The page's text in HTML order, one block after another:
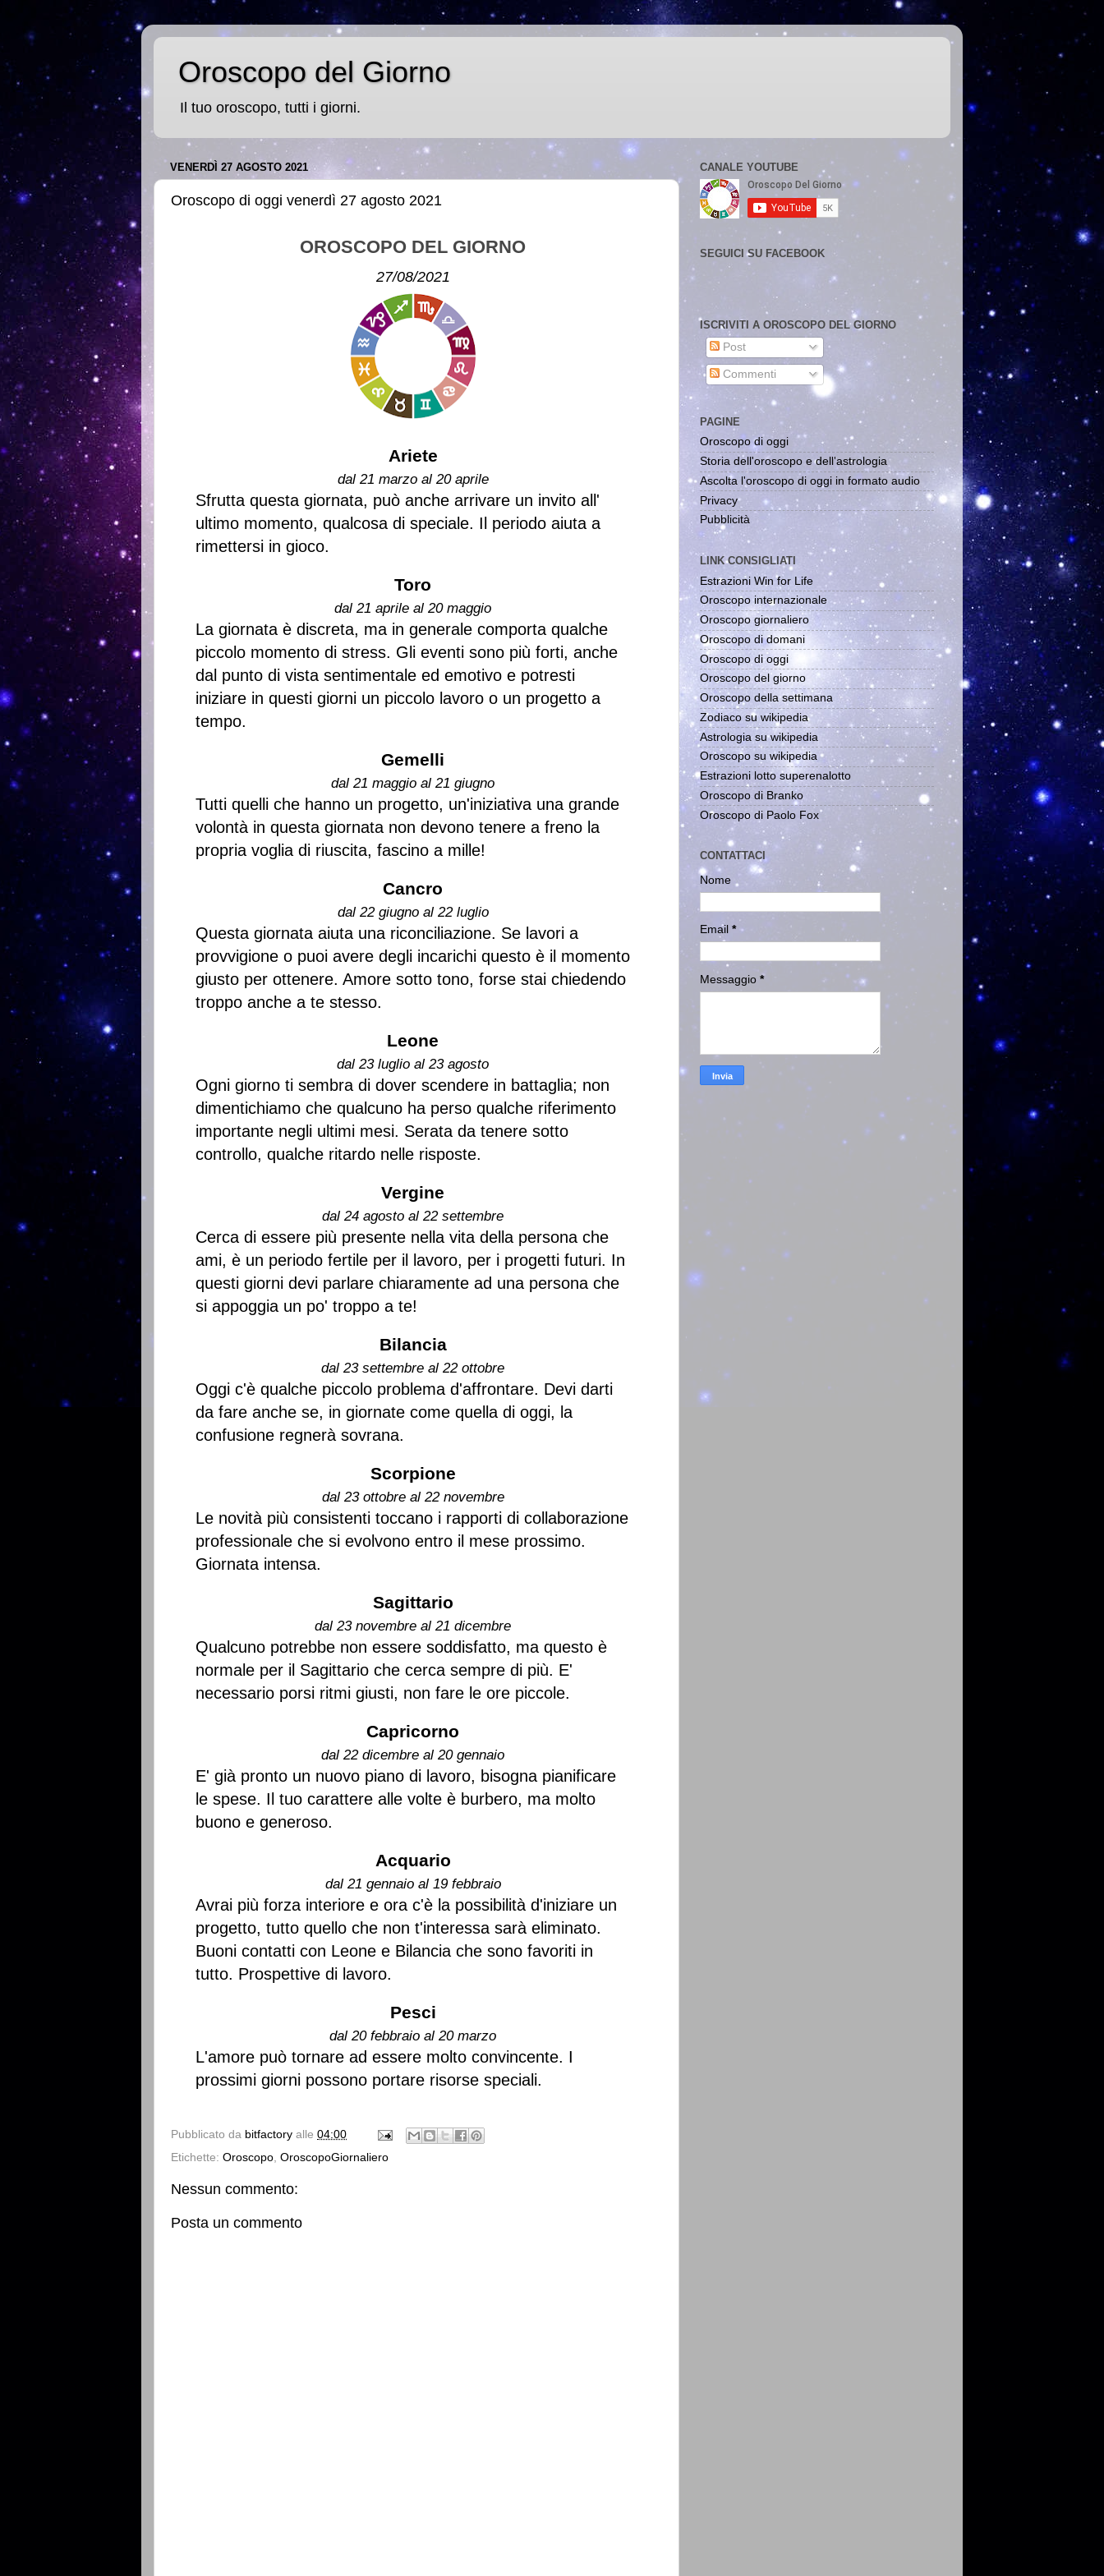
Oroscopo del Giorno
Il tuo oroscopo, tutti i giorni.
VENERDÌ 27 AGOSTO 2021
Oroscopo di oggi venerdì 27 agosto 2021
OROSCOPO DEL GIORNO
27/08/2021
Ariete
dal 21 marzo al 20 aprile
Sfrutta questa giornata, può anche arrivare un invito all'
ultimo momento, qualcosa di speciale. Il periodo aiuta a
rimettersi in gioco.
Toro
dal 21 aprile al 20 maggio
La giornata è discreta, ma in generale comporta qualche
piccolo momento di stress. Gli eventi sono più forti, anche
dal punto di vista sentimentale ed emotivo e potresti
iniziare in questi giorni un piccolo lavoro o un progetto a
tempo.
Gemelli
dal 21 maggio al 21 giugno
Tutti quelli che hanno un progetto, un'iniziativa una grande
volontà in questa giornata non devono tenere a freno la
propria voglia di riuscita, fascino a mille!
Cancro
dal 22 giugno al 22 luglio
Questa giornata aiuta una riconciliazione. Se lavori a
provvigione o puoi avere degli incarichi questo è il momento
giusto per ottenere. Amore sotto tono, forse stai chiedendo
troppo anche a te stesso.
Leone
dal 23 luglio al 23 agosto
Ogni giorno ti sembra di dover scendere in battaglia; non
dimentichiamo che qualcuno ha perso qualche riferimento
importante negli ultimi mesi. Serata da tenere sotto
controllo, qualche ritardo nelle risposte.
Vergine
dal 24 agosto al 22 settembre
Cerca di essere più presente nella vita della persona che
ami, è un periodo fertile per il lavoro, per i progetti futuri. In
questi giorni devi parlare chiaramente ad una persona che
si appoggia un po' troppo a te!
Bilancia
dal 23 settembre al 22 ottobre
Oggi c'è qualche piccolo problema d'affrontare. Devi darti
da fare anche se, in giornate come quella di oggi, la
confusione regnerà sovrana.
Scorpione
dal 23 ottobre al 22 novembre
Le novità più consistenti toccano i rapporti di collaborazione
professionale che si evolvono entro il mese prossimo.
Giornata intensa.
Sagittario
dal 23 novembre al 21 dicembre
Qualcuno potrebbe non essere soddisfatto, ma questo è
normale per il Sagittario che cerca sempre di più. E'
necessario porsi ritmi giusti, non fare le ore piccole.
Capricorno
dal 22 dicembre al 20 gennaio
E' già pronto un nuovo piano di lavoro, bisogna pianificare
le spese. Il tuo carattere alle volte è burbero, ma molto
buono e generoso.
Acquario
dal 21 gennaio al 19 febbraio
Avrai più forza interiore e ora c'è la possibilità d'iniziare un
progetto, tutto quello che non t'interessa sarà eliminato.
Buoni contatti con Leone e Bilancia che sono favoriti in
tutto. Prospettive di lavoro.
Pesci
dal 20 febbraio al 20 marzo
L'amore può tornare ad essere molto convincente. I
prossimi giorni possono portare risorse speciali.
Pubblicato da bitfactory alle 04:00
Etichette: Oroscopo OroscopoGiornaliero
Nessun commento:
Posta un commento
CANALE YOUTUBE
SEGUICI SU FACEBOOK
ISCRIVITI A OROSCOPO DEL GIORNO
Post
Commenti
PAGINE
Oroscopo di oggi
Storia dell'oroscopo e dell'astrologia
Ascolta l'oroscopo di oggi in formato audio
Privacy
Pubblicità
LINK CONSIGLIATI
Estrazioni Win for Life
Oroscopo internazionale
Oroscopo giornaliero
Oroscopo di domani
Oroscopo di oggi
Oroscopo del giorno
Oroscopo della settimana
Zodiaco su wikipedia
Astrologia su wikipedia
Oroscopo su wikipedia
Estrazioni lotto superenalotto
Oroscopo di Branko
Oroscopo di Paolo Fox
CONTATTACI
Nome
Email *
Messaggio *